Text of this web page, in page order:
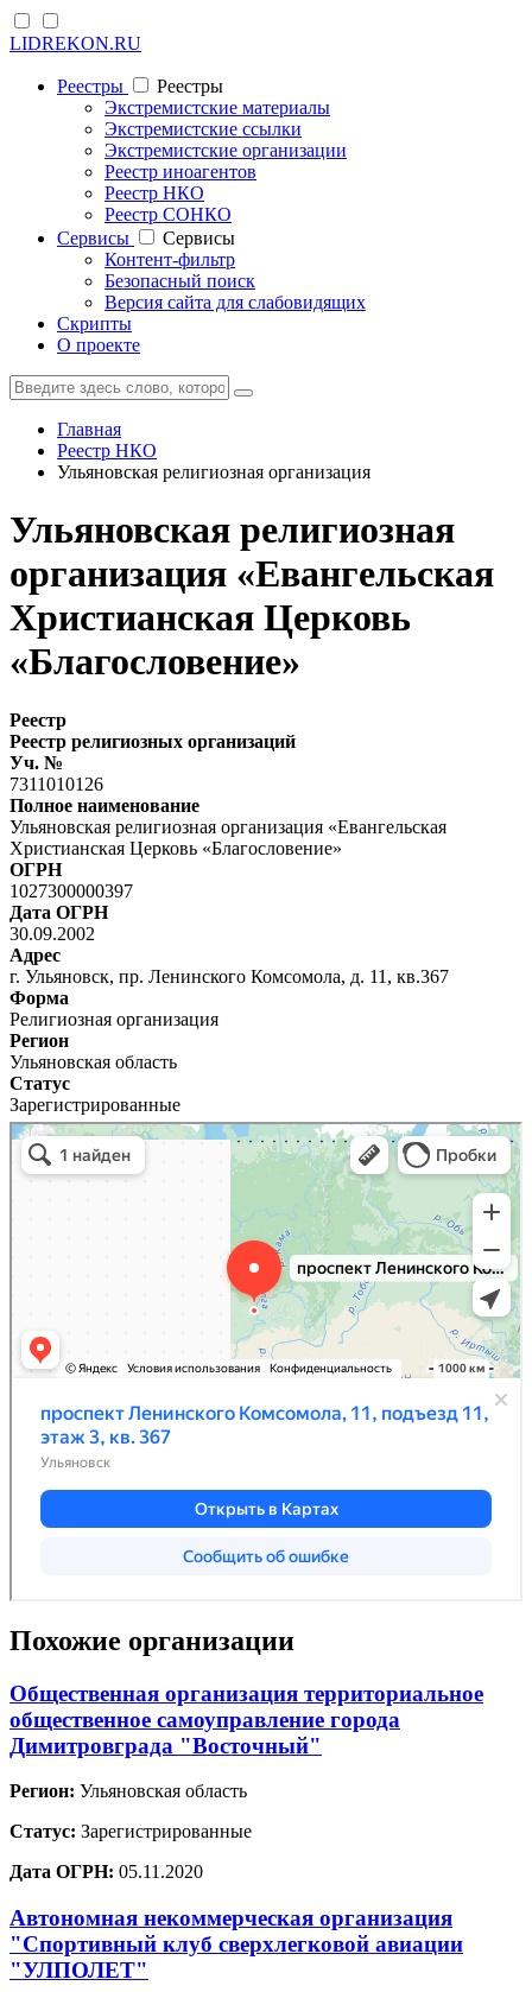
LIDREKON.RU
Реестры
Реестры
Экстремистские материалы
Экстремистские ссылки
Экстремистские организации
Реестр иноагентов
Реестр НКО
Реестр СОНКО
Cервисы
Cервисы
Контент-фильтр
Безопасный поиск
Версия сайта для слабовидящих
Скрипты
О проекте
Главная
Реестр НКО
Ульяновская религиозная организация
Ульяновская религиозная
организация «Евангельская
Христианская Церковь
«Благословение»
Реестр
Реестр религиозных организаций
Уч. №
7311010126
Полное наименование
Ульяновская религиозная организация «Евангельская
Христианская Церковь «Благословение»
ОГРН
1027300000397
Дата ОГРН
30.09.2002
Адрес
г. Ульяновск, пр. Ленинского Комсомола, д. 11, кв.367
Форма
Религиозная организация
Регион
Ульяновская область
Статус
Зарегистрированные
Похожие организации
Общественная организация территориальное
общественное самоуправление города
Димитровграда "Восточный"
Регион: Ульяновская область
Статус: Зарегистрированные
Дата ОГРН: 05.11.2020
Автономная некоммерческая организация
"Спортивный клуб сверхлегковой авиации
"УЛПОЛЕТ"